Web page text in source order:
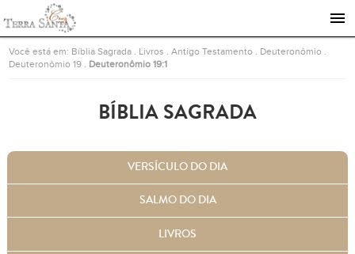
Ir para a página inicial
Você está em: Bíblia Sagrada Livros .Antigo Testamento Deuteronômio
Deuteronômio 19
Deuteronômio 19:1
BÍBLIA SAGRADA
VERSÍCULO DO DIA
SALMO DO DIA
LIVROS